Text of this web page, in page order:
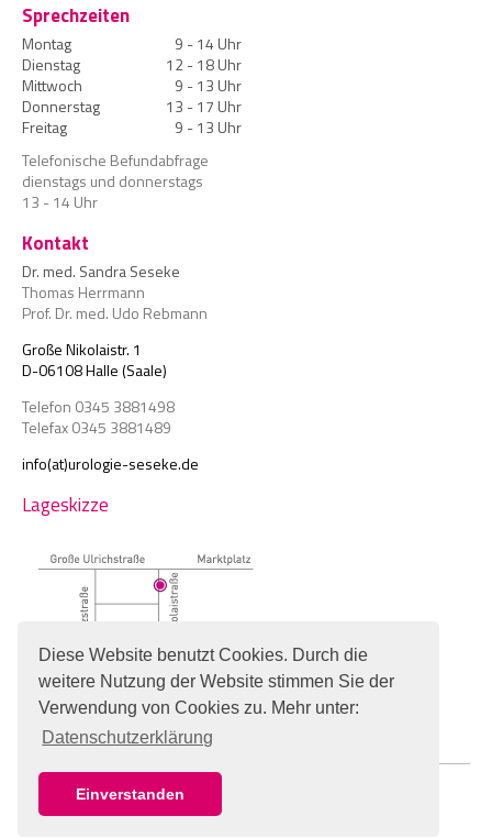
Diese Website benutzt Cookies. Durch die
weitere Nutzung der Website stimmen Sie der
Verwendung von Cookies zu. Mehr unter:
Datenschutzerklärung
Einverstanden
Sprechzeiten
Montag
9 - 14 Uhr
Dienstag
12 - 18 Uhr
Mittwoch
9 - 13 Uhr
Donnerstag
13 - 17 Uhr
Freitag
9 - 13 Uhr
Telefonische Befundabfrage
dienstags und donnerstags
13 - 14 Uhr
Kontakt
Dr. med. Sandra Seseke
Thomas Herrmann
Prof. Dr. med. Udo Rebmann
Große Nikolaistr. 1
D-06108 Halle (Saale)
Telefon 0345 3881498
Telefax 0345 3881489
info(at)urologie-seseke.de
Lageskizze
IMPRESSUM © Copyright Urologie Seseke, Halle/Saale